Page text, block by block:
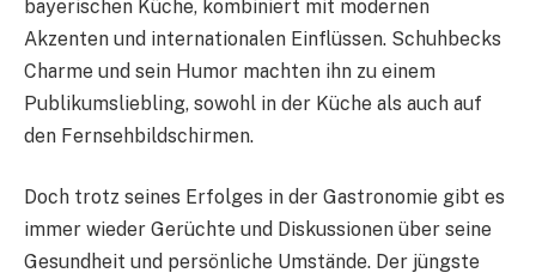
bayerischen Küche, kombiniert mit modernen
Akzenten und internationalen Einflüssen. Schuhbecks
Charme und sein Humor machten ihn zu einem
Publikumsliebling, sowohl in der Küche als auch auf
den Fernsehbildschirmen.
Doch trotz seines Erfolges in der Gastronomie gibt es
immer wieder Gerüchte und Diskussionen über seine
Gesundheit und persönliche Umstände. Der jüngste